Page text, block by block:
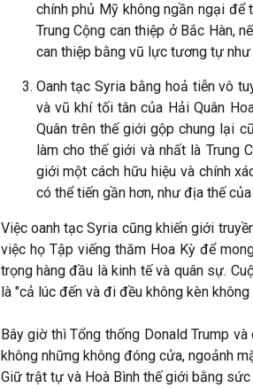
chính phủ Mỹ không ngần ngại để
Trung Cộng can thiệp ở Bắc Hàn,
can thiệp bằng vũ lực tương tự như
Oanh tạc Syria bằng hoả tiễn vô
và vũ khí tối tân của Hải Quân
Quân trên thế giới gộp chung lại
làm cho thế giới và nhất là Trung
giới một cách hữu hiệu và chính
có thể tiến gần hơn, như địa thế của
Việc oanh tạc Syria cũng khiến giới
việc họ Tập viếng thăm Hoa Kỳ để
trọng hàng đầu là kinh tế và quân sự.
là "cả lúc đến và đi đều không kèn không
Bây giờ thì Tổng thống Donald Trump
không những không đóng cửa, ngoảnh
Giữ trật tự và Hoà Bình thế giới bằng